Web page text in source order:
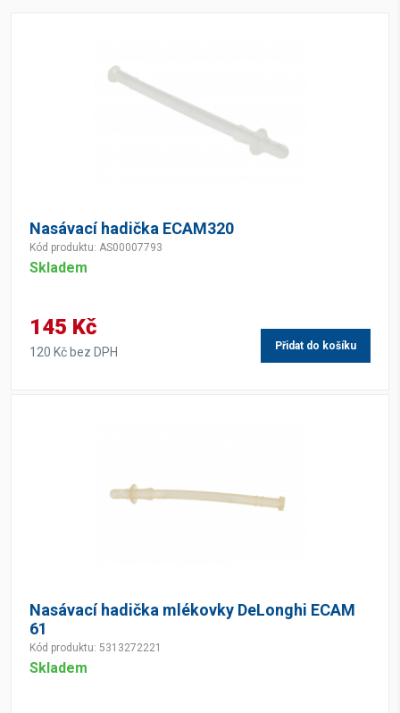
Nasávací hadička ECAM320
Kód produktu: AS00007793
Skladem
145 Kč
120 Kč bez DPH Přidat do košíku
Nasávací hadička mlékovky DeLonghi ECAM
61
Kód produktu: 5313272221
Skladem